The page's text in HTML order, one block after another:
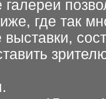
где так
выставки,